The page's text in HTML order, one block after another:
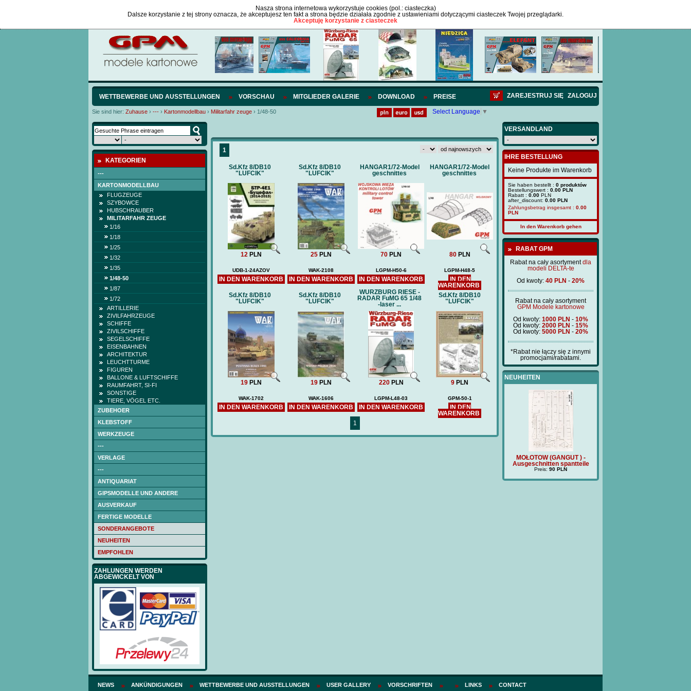
Nasza strona internetowa wykorzystuje cookies (pol.: ciasteczka)
Dalsze korzystanie z tej strony oznacza, że akceptujesz ten fakt a strona będzie działała zgodnie z ustawieniami dotyczącymi ciasteczek Twojej przeglądarki.
Akceptuję korzystanie z ciasteczek
WETTBEWERBE UND AUSSTELLUNGEN VORSCHAU MITGLIEDER GALERIE DOWNLOAD PREISE ZALOGUJ
ZAREJESTRUJ SIĘ
Sie sind hier: Zuhause › --- › Kartonmodellbau › Militarfahr zeuge › 1/48-50 Select Language ▼
KATEGORIEN
---
KARTONMODELLBAU
FLUGZEUGE
SZYBOWCE
HUBSCHRAUBER
MILITARFAHR ZEUGE
1/16
1/18
1/25
1/32
1/35
1/48-50
1/87
1/72
ARTILLERIE
ZIVILFAHRZEUGE
SCHIFFE
ZIVILSCHIFFE
SEGELSCHIFFE
EISENBAHNEN
ARCHITEKTUR
LEUCHTTURME
FIGUREN
BALLONE & LUFTSCHIFFE
RAUMFAHRT, SI-FI
SONSTIGE
TIERE, VÖGEL ETC.
ZUBEHOER
KLEBSTOFF
WERKZEUGE
---
VERLAGE
---
ANTIQUARIAT
GIPSMODELLE UND ANDERE
AUSVERKAUF
FERTIGE MODELLE
SONDERANGEBOTE
NEUHEITEN
EMPFOHLEN
ZAHLUNGEN WERDEN
ABGEWICKELT VON
1
Sd.Kfz 8/DB10
"LUFCIK"
12 PLN
UDB-1-24AZOV
IN DEN WARENKORB
Sd.Kfz 8/DB10
"LUFCIK"
25 PLN
WAK-2108
IN DEN WARENKORB
HANGAR1/72-Model
geschnittes
70 PLN
LGPM-H50-6
IN DEN WARENKORB
HANGAR1/72-Model
geschnittes
80PLN
LGPM-H48-5
IN DEN
WARENKORB
Sd.Kfz 8/DB10
"LUFCIK"
19 PLN
WAK-1702
IN DEN WARENKORB
Sd.Kfz 8/DB10
"LUFCIK"
19 PLN
WAK-1606
IN DEN WARENKORB
WURZBURG RIESE -
RADAR FuMG 65 1/48
-laser ...
220PLN
LGPM-L48-03
IN DEN WARENKORB
Sd.Kfz 8/DB10
"LUFCIK"
9 PLN
GPM-50-1
IN DEN
WARENKORB
1
VERSANDLAND
IHRE BESTELLUNG
Keine Produkte im Warenkorb
Sie haben bestellt : 0 produktów
Bestellungswert : 0.00 PLN
Rabatt : 0.00 PLN
after_discount: 0.00 PLN
Zahlungsbetrag insgesamt : 0.00
PLN
In den Warenkorb gehen
RABAT GPM
Rabat na cały asortymentdla
modeli DELTA-te
Od kwoty: 40 PLN - 20%
Rabat na cały asortyment
GPM Modele kartonowe
Od kwoty: 1000 PLN - 10%
Od kwoty: 2000 PLN - 15%
Od kwoty: 5000 PLN - 20%
*Rabat nie łączy się z innymi
promocjami/rabatami.
NEUHEITEN
MOŁOTOW (GANGUT ) -
Ausgeschnitten spantteile
Preis: 90 PLN
NEWS ANKÜNDIGUNGEN WETTBEWERBE UND AUSSTELLUNGEN USER GALLERY VORSCHRIFTEN LINKS CONTACT